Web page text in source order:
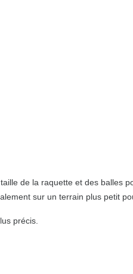
de la raquette et des balles
sur un terrain plus petit
précis.